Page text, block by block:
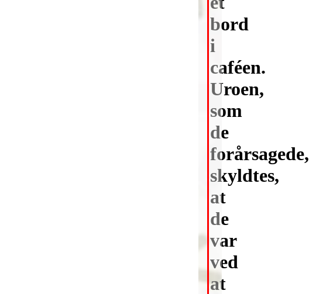
bord
i
caféen.
Uroen,
som
de
forårsagede,
skyldtes,
at
de
var
ved
at